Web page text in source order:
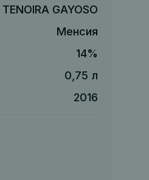
TENOIRA GAYOSO
Менсия
14%
0,75 л
2016